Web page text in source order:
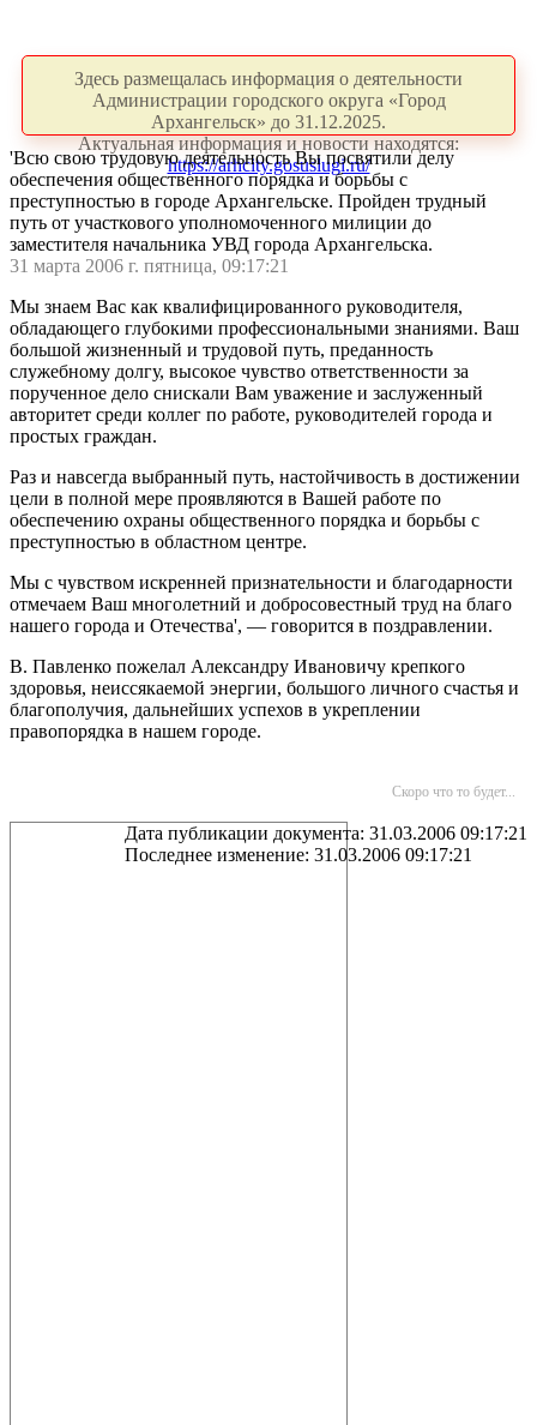
Здесь размещалась информация о деятельности
Администрации городского округа «Город
Архангельск» до 31.12.2025.
Актуальная информация и новости находятся:
https://arhcity.gosuslugi.ru/
'Всю свою трудовую деятельность Вы посвятили делу
обеспечения общественного порядка и борьбы с
преступностью в городе Архангельске. Пройден трудный
путь от участкового уполномоченного милиции до
заместителя начальника УВД города Архангельска.
31 марта 2006 г. пятница, 09:17:21
Мы знаем Вас как квалифицированного руководителя,
обладающего глубокими профессиональными знаниями. Ваш
большой жизненный и трудовой путь, преданность
служебному долгу, высокое чувство ответственности за
порученное дело снискали Вам уважение и заслуженный
авторитет среди коллег по работе, руководителей города и
простых граждан.
Раз и навсегда выбранный путь, настойчивость в достижении
цели в полной мере проявляются в Вашей работе по
обеспечению охраны общественного порядка и борьбы с
преступностью в областном центре.
Мы с чувством искренней признательности и благодарности
отмечаем Ваш многолетний и добросовестный труд на благо
нашего города и Отечества', — говорится в поздравлении.
В. Павленко пожелал Александру Ивановичу крепкого
здоровья, неиссякаемой энергии, большого личного счастья и
благополучия, дальнейших успехов в укреплении
правопорядка в нашем городе.
Скоро что то будет...
Дата публикации документа: 31.03.2006 09:17:21
Последнее изменение: 31.03.2006 09:17:21